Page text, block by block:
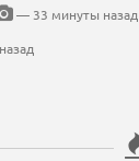
— 33 минуты назад